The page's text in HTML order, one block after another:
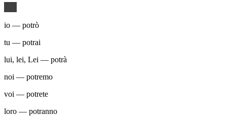
io — potrò
tu — potrai
lui, lei, Lei — potrà
noi — potremo
voi — potrete
loro — potranno